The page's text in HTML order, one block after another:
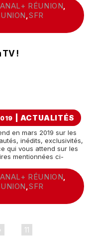
RÉUNION,
,SFR
TV !
ACTUALITÉS
en mars 2019 sur les
inédits, exclusivités,
qui vous attend sur les
mentionnées ci-
RÉUNION,
,SFR
11